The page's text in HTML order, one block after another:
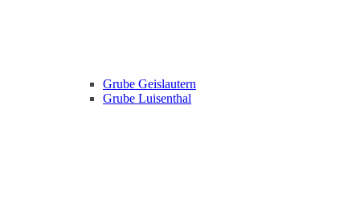
Grube Geislautern
Grube Luisenthal